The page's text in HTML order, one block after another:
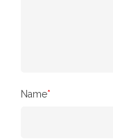
Name*